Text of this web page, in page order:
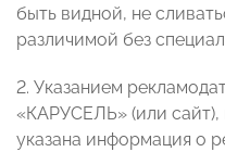
быть видной, не
различимой без
2. Указанием
«КАРУСЕЛЬ» (или сайт),
указана информация о